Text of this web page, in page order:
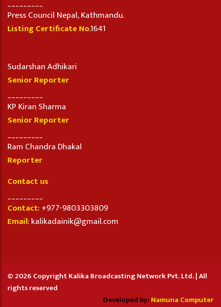
Press Council Nepal, Kathmandu.
Listing Certificate No.1641
Sudarshan Adhikari
Senior Reporter
KP Kiran Sharma
Senior Reporter
Ram Chandra Dhakal
Reporter
Contact us
Contact: +977-9803303809
Email: kalikadainik@gmail.com
© 2026 Copyright Kalika Broadcasting Network Pvt. Ltd. | All
rights reserved
Developed by: Namuna Computer